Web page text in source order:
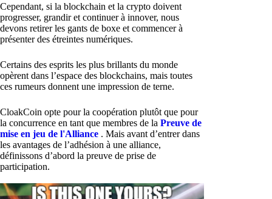
Cependant, si la blockchain et la crypto doivent
progresser, grandir et continuer à innover, nous
devons retirer les gants de boxe et commencer à
présenter des étreintes numériques.
Certains des esprits les plus brillants du monde
opèrent dans l’espace des blockchains, mais toutes
ces rumeurs donnent une impression de terne.
CloakCoin opte pour la coopération plutôt que pour
la concurrence en tant que membres de la Preuve de
mise en jeu de l'Alliance . Mais avant d’entrer dans
les avantages de l’adhésion à une alliance,
définissons d’abord la preuve de prise de
participation.